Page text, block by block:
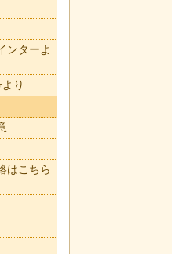
ンターよ
り
はこちら